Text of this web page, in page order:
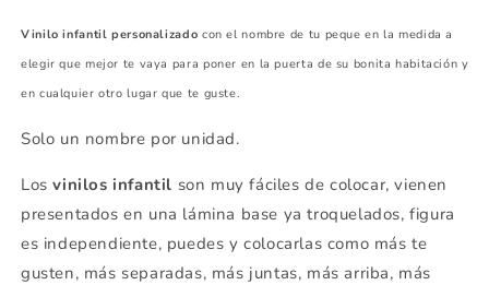
Vinilo infantil personalizado con el nombre de tu peque en la medida a
elegir que mejor te vaya para poner en la puerta de su bonita habitación y
en cualquier otro lugar que te guste.
Solo un nombre por unidad.
Losvinilos infantil son muy fáciles de colocar, vienen
presentados en una lámina base ya troquelados, figura
es independiente, puedes y colocarlas como más te
gusten, más separadas, más juntas, más arriba, más